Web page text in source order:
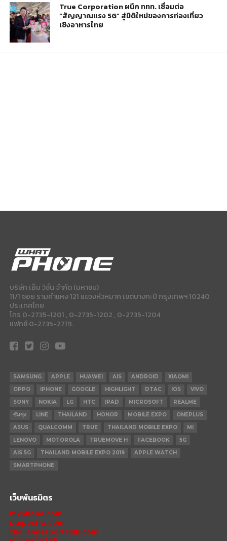
True Corporation ผนึก ททท. เชื่อมต่อ
“สัญญาณแรง 5G” สู่มิติใหม่ของการท่องเที่ยว
เชิงอาหารไทย
บริษัท เอ็ม วิชั่น จำกัด (มหาชน)
11/1 ซอย รามคำแหง 121 แขวงหัวหมาก เขตบางกะปี กรุงเทพฯ 10240
ประเทศไทย
โทร 0-2735-1201 , 0-2735-1202 , 0-2735-1204
แฟกซ์ 0-2735-2719.
SAMSUNG APPLE HUAWEI AIS ANDROID
XIAOMI
OPPO
IPHONE GOOGLE HIGHLIGHT DTAC IOS
VIVO
SONY
NOKIA LG HTC IPAD MICROSOFT
REALME
ซัมซุง
LINE THAILAND HONOR MOBILE EXPO
ONEPLUS
ASUS
QUALCOMM TRUE THAILAND MOBILE EXPO
MI
LENOVO
MOTOROLA TRUEMOVE H FACEBOOK
5G
AIS 5G
THAILAND MOBILE EXPO 2019
APPLE WATCH
SMARTPHONE
เว็บพันธมิตร
mxphone.com
stepextra.com
thailandesportclub.com